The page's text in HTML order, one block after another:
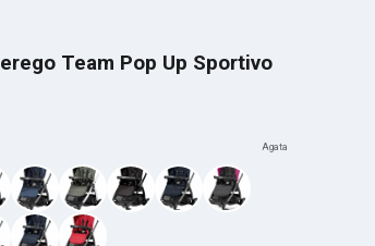
Team Pop Up Sportivo
Agata